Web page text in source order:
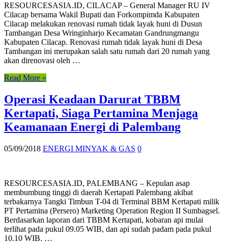
RESOURCESASIA.ID, CILACAP – General Manager RU IV
Cilacap bersama Wakil Bupati dan Forkompimda Kabupaten
Cilacap melakukan renovasi rumah tidak layak huni di Dusun
Tambangan Desa Wringinharjo Kecamatan Gandrungmangu
Kabupaten Cilacap. Renovasi rumah tidak layak huni di Desa
Tambangan ini merupakan salah satu rumah dari 20 rumah yang
akan direnovasi oleh …
Read More »
Operasi Keadaan Darurat TBBM
Kertapati, Siaga Pertamina Menjaga
Keamanaan Energi di Palembang
05/09/2018 ENERGI MINYAK & GAS 0
RESOURCESASIA.ID, PALEMBANG – Kepulan asap
membumbung tinggi di daerah Kertapati Palembang akibat
terbakarnya Tangki Timbun T-04 di Terminal BBM Kertapati milik
PT Pertamina (Persero) Marketing Operation Region II Sumbagsel.
Berdasarkan laporan dari TBBM Kertapati, kobaran api mulai
terlihat pada pukul 09.05 WIB, dan api sudah padam pada pukul
10.10 WIB. …